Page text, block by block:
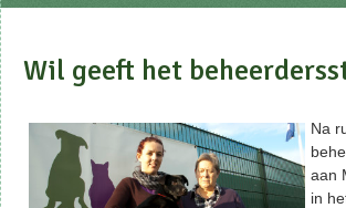
Wil geeft het
Na
aan
in